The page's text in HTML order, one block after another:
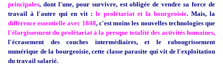
principales, dont l'une, pour survivre, est obligée de vendre sa force de
travail à l'autre qui en vit : le prolétariat et la bourgeoisie. Mais, la
différence essentielle avec 1848, c'est moins les nouvelles technologies que
l'élargissement du prolétariat à la presque totalité des activités humaines,
l'écrasement des couches intermédiaires, et le rabougrissement
numérique de la bourgeoisie, cette classe parasite qui vit de l'exploitation
du travail salarié.